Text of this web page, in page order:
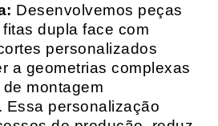
Desenvolvemos peças
dupla face com
personalizados
a geometrias complexas
montagem
Essa personalização